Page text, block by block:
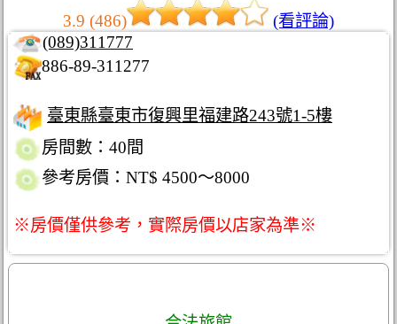
3.9 (486)
(看評論)
(089)311777
886-89-311277
臺東縣臺東市復興里福建路243號1-5樓
房間數：40間
參考房價：NT$ 4500～8000
※房價僅供參考，實際房價以店家為準※